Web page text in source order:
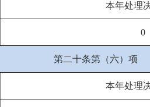
本年处理
0
第二十条第（六）项
本年处理